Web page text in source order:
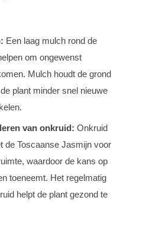
Een laag mulch rond de
om ongewenst
Mulch houdt de grond
plant minder snel nieuwe
van onkruid: Onkruid
de Toscaanse Jasmijn voor
waardoor de kans op
toeneemt. Het regelmatig
helpt de plant gezond te